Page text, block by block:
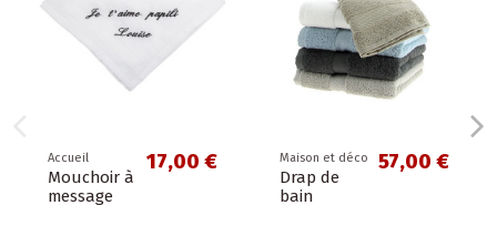
Accueil
Mouchoir à
message
17,00 € Maison et déco
Drap de
bain
57,00 €